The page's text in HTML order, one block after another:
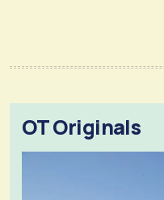
OT Originals